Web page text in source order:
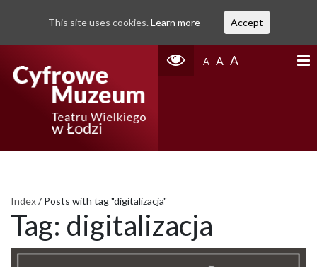
A A A
Index/ Posts with tag "digitalizacja"
Tag: digitalizacja
This site uses cookies. Learn more Accept